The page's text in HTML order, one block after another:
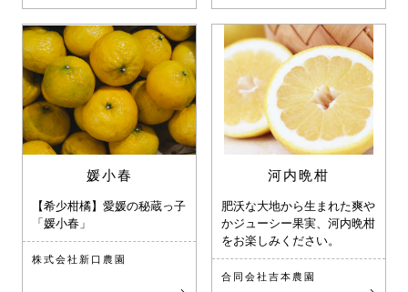
媛小春
【希少柑橘】愛媛の秘蔵っ子
「媛小春」
株式会社新口農園
河内晩柑
肥沃な大地から生まれた爽や
かジューシー果実、河内晩柑
をお楽しみください。
合同会社吉本農園